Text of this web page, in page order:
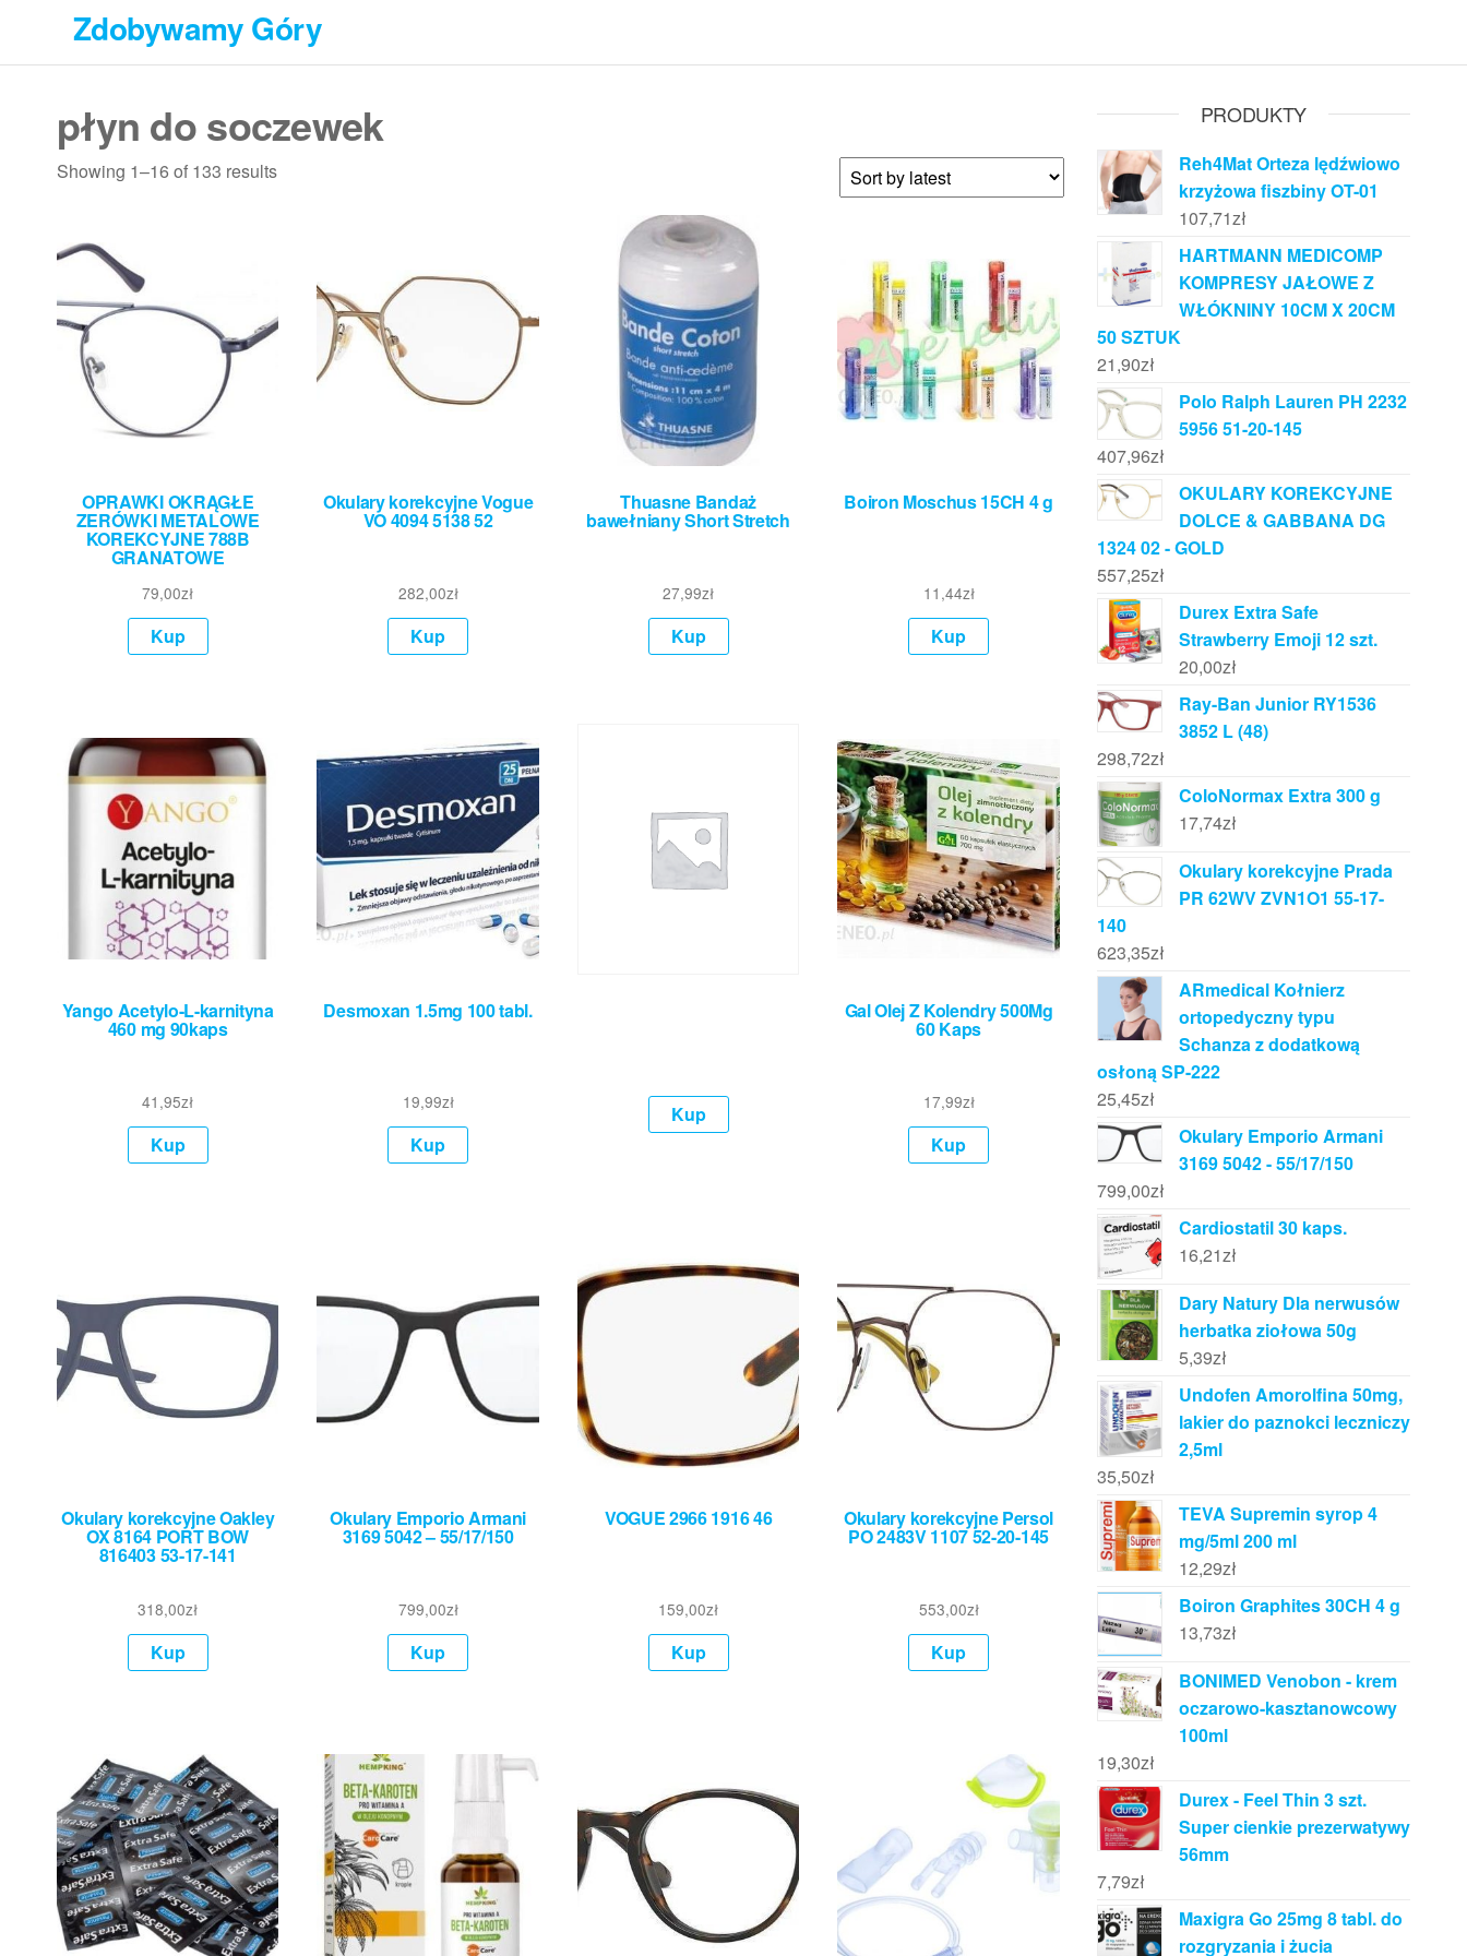
treści
Zdobywamy Góry
płyn do soczewek
Showing 1–16 of 133 results
OPRAWKI OKRĄGŁE
ZERÓWKI METALOWE
KOREKCYJNE 788B
GRANATOWE
79,00zł
Kup
Okulary korekcyjne Vogue
VO 4094 5138 52
282,00zł
Kup
Thuasne Bandaż
bawełniany Short Stretch
27,99zł
Kup
Boiron Moschus 15CH 4 g
11,44zł
Kup
Yango Acetylo-L-karnityna
460 mg 90kaps
41,95zł
Kup
Desmoxan 1.5mg 100 tabl.
19,99zł
Kup
Kup
Gal Olej Z Kolendry 500Mg
60 Kaps
17,99zł
Kup
Okulary korekcyjne Oakley
OX 8164 PORT BOW
816403 53-17-141
318,00zł
Kup
Okulary Emporio Armani
3169 5042 – 55/17/150
799,00zł
Kup
VOGUE 2966 1916 46
159,00zł
Kup
Okulary korekcyjne Persol
PO 2483V 1107 52-20-145
553,00zł
Kup
PRODUKTY
Reh4Mat Orteza lędźwiowo
krzyżowa fiszbiny OT-01
107,71zł
HARTMANN MEDICOMP
KOMPRESY JAŁOWE Z
WŁÓKNINY 10CM X 20CM
50 SZTUK
21,90zł
Polo Ralph Lauren PH 2232
5956 51-20-145
407,96zł
OKULARY KOREKCYJNE
DOLCE & GABBANA DG
1324 02 - GOLD
557,25zł
Durex Extra Safe
Strawberry Emoji 12 szt.
20,00zł
Ray-Ban Junior RY1536
3852 L (48)
298,72zł
ColoNormax Extra 300 g
17,74zł
Okulary korekcyjne Prada
PR 62WV ZVN1O1 55-17-
140
623,35zł
ARmedical Kołnierz
ortopedyczny typu
Schanza z dodatkową
osłoną SP-222
25,45zł
Okulary Emporio Armani
3169 5042 - 55/17/150
799,00zł
Cardiostatil 30 kaps.
16,21zł
Dary Natury Dla nerwusów
herbatka ziołowa 50g
5,39zł
Undofen Amorolfina 50mg,
lakier do paznokci leczniczy
2,5ml
35,50zł
TEVA Supremin syrop 4
mg/5ml 200 ml
12,29zł
Boiron Graphites 30CH 4 g
13,73zł
BONIMED Venobon - krem
oczarowo-kasztanowcowy
100ml
19,30zł
Durex - Feel Thin 3 szt.
Super cienkie prezerwatywy
56mm
7,79zł
Maxigra Go 25mg 8 tabl. do
rozgryzania i żucia